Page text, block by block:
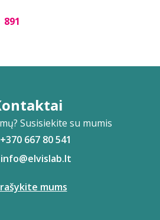
891
Susisiekite su mumis
+370 667 80 541
info@elvislab.lt
mums